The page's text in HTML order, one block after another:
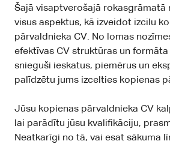
Šajā visaptverošajā rokasgrāmatā
visus aspektus, kā izveidot izcilu
pārvaldnieka CV. No lomas
efektīvas CV struktūras un formāta
snieguši ieskatus, piemērus un
palīdzētu jums izcelties kopienas
Jūsu kopienas pārvaldnieka CV
lai parādītu jūsu kvalifikāciju,
Neatkarīgi no tā, vai esat sākuma